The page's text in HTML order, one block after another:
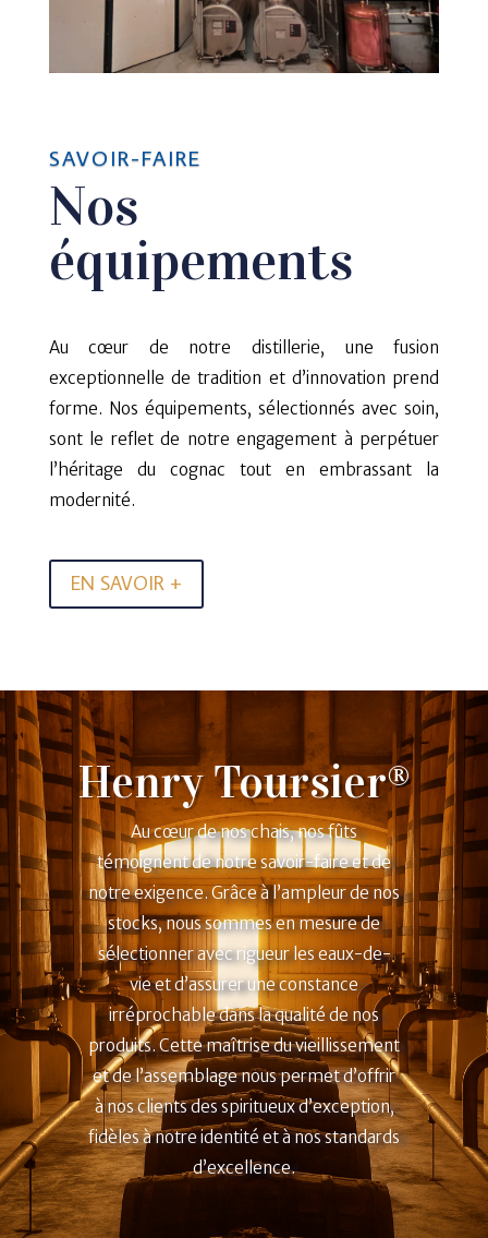
SAVOIR-FAIRE
Nos
équipements
Au cœur de notre distillerie, une fusion
exceptionnelle de tradition et d’innovation prend
forme. Nos équipements, sélectionnés avec soin,
sont le reflet de notre engagement à perpétuer
l’héritage du cognac tout en embrassant la
modernité.
EN SAVOIR +
Henry Toursier®
Au cœur de nos chais, nos fûts
témoignent de notre savoir-faire et de
notre exigence. Grâce à l’ampleur de nos
stocks, nous sommes en mesure de
sélectionner avec rigueur les eaux-de-
vie et d’assurer une constance
irréprochable dans la qualité de nos
produits. Cette maîtrise du vieillissement
et de l’assemblage nous permet d’offrir
à nos clients des spiritueux d’exception,
fidèles à notre identité et à nos standards
d’excellence.